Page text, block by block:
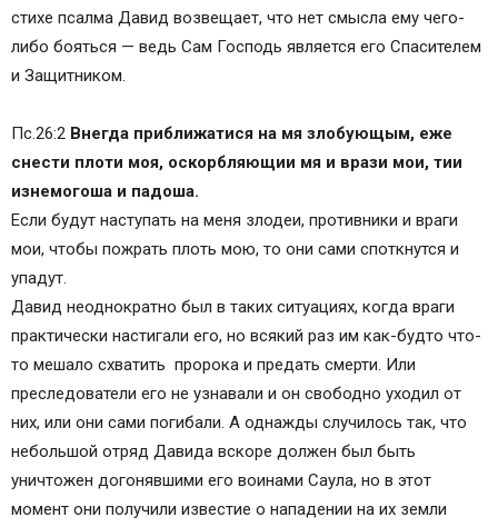
стихе псалма Давид возвещает, что нет смысла ему чего-
либо бояться — ведь Сам Господь является его Спасителем
и Защитником.
Пс.26:2 Внегда приближатися на мя злобующым, еже
снести плоти моя, оскорбляющии мя и врази мои, тии
изнемогоша и падоша.
Если будут наступать на меня злодеи, противники и враги
мои, чтобы пожрать плоть мою, то они сами споткнутся и
упадут.
Давид неоднократно был в таких ситуациях, когда враги
практически настигали его, но всякий раз им как-будто что-
то мешало схватить пророка и предать смерти. Или
преследователи его не узнавали и он свободно уходил от
них, или они сами погибали. А однажды случилось так, что
небольшой отряд Давида вскоре должен был быть
уничтожен догонявшими его воинами Саула, но в этот
момент они получили известие о нападении на их земли